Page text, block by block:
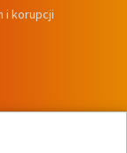
i korupcji